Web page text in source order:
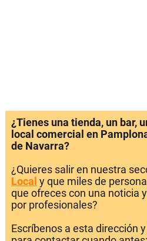
¿Tienes una tienda, un bar,
local comercial en
de Navarra?
¿Quieres salir en nuestra
Local y que miles de
que ofreces con una noticia
por profesionales?
Escríbenos a esta dirección